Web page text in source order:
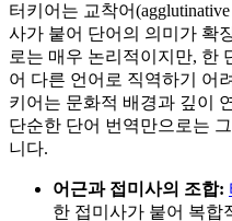
터키어는 교착어
사가 붙어 단어의 의미가 확
로는 매우 논리적이지만, 한
어 다른 언어로 직역하기 어
키어는 문화적 배경과 깊이
단순한 단어 번역만으로는
니다.
어근과 접미사의 조합:
한 접미사가 붙어 복합